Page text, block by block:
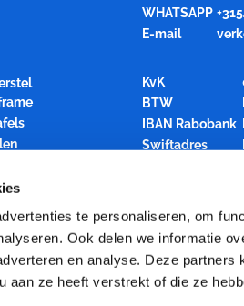
te personaliseren, om
Ook delen we informatie
en analyse. Deze partners
aan ze heeft verstrekt of die ze
WHATSAPP
E-mail
KvK
BTW
IBAN Rabobank
Swiftadres